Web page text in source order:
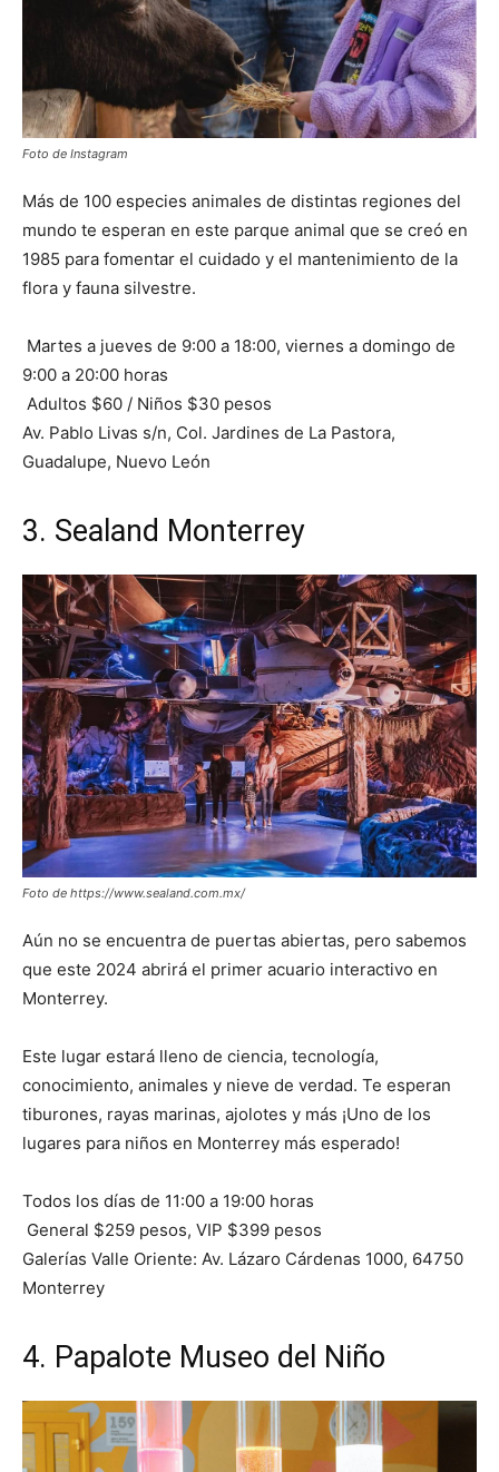
Foto de Instagram
Más de 100 especies animales de distintas regiones del
mundo te esperan en este parque animal que se creó en
1985 para fomentar el cuidado y el mantenimiento de la
flora y fauna silvestre.
Martes a jueves de 9:00 a 18:00, viernes a domingo de
9:00 a 20:00 horas
Adultos $60 / Niños $30 pesos
Av. Pablo Livas s/n, Col. Jardines de La Pastora,
Guadalupe, Nuevo León
3. Sealand Monterrey
Foto de https://www.sealand.com.mx/
Aún no se encuentra de puertas abiertas, pero sabemos
que este 2024 abrirá el primer acuario interactivo en
Monterrey.
Este lugar estará lleno de ciencia, tecnología,
conocimiento, animales y nieve de verdad. Te esperan
tiburones, rayas marinas, ajolotes y más ¡Uno de los
lugares para niños en Monterrey más esperado!
Todos los días de 11:00 a 19:00 horas
General $259 pesos, VIP $399 pesos
Galerías Valle Oriente: Av. Lázaro Cárdenas 1000, 64750
Monterrey
4. Papalote Museo del Niño